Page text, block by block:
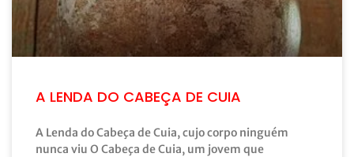
A LENDA DO CABEÇA DE CUIA
A Lenda do Cabeça de Cuia, cujo corpo ninguém
nunca viu O Cabeça de Cuia, um jovem que